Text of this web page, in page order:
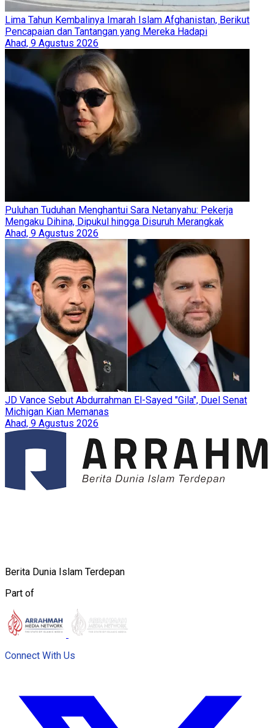
Lima Tahun Kembalinya Imarah Islam Afghanistan, Berikut
Pencapaian dan Tantangan yang Mereka Hadapi
Ahad, 9 Agustus 2026
Puluhan Tuduhan Menghantui Sara Netanyahu: Pekerja
Mengaku Dihina, Dipukul hingga Disuruh Merangkak
Ahad, 9 Agustus 2026
JD Vance Sebut Abdurrahman El-Sayed "Gila", Duel Senat
Michigan Kian Memanas
Ahad, 9 Agustus 2026
Berita Dunia Islam Terdepan
Part of
Connect With Us